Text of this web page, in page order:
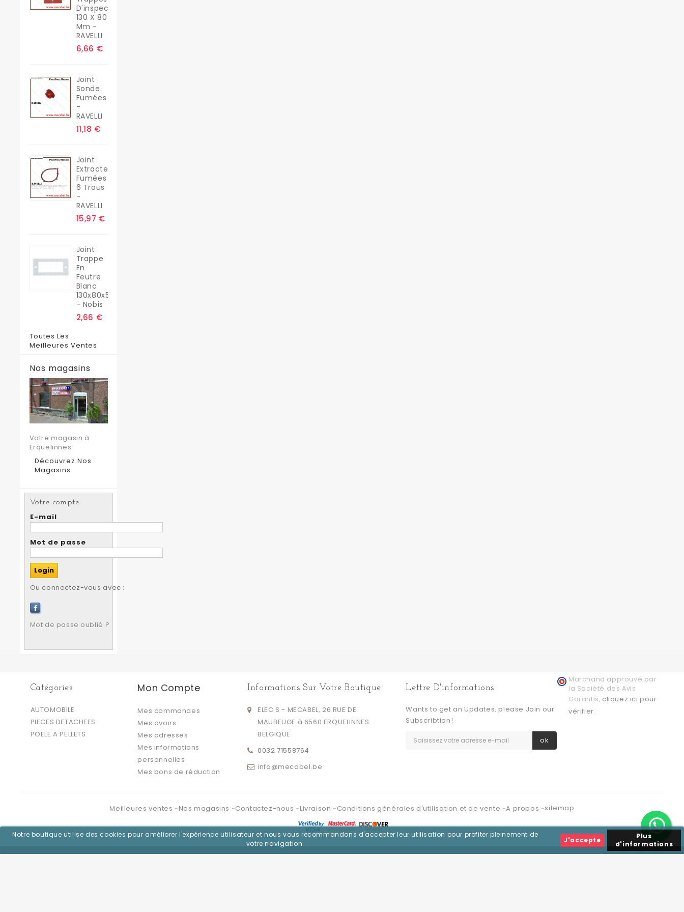
Notre boutique utilise des cookies pour améliorer l'expérience utilisateur et nous vous recommandons d'accepter leur utilisation pour profiter pleinement de
votre navigation.
J'accepte
Plus
d'informations
D'inspection
130 X 80
Mm -
RAVELLI
6,66 €
Joint
Sonde
Fumées
-
RAVELLI
11,18 €
Joint
Extracteur
Fumées
6 Trous
-
RAVELLI
15,97 €
Joint
Trappe
En
Feutre
Blanc
130x80x5
- Nobis
2,66 €
Toutes Les
Meilleures Ventes
Nos magasins
Votre magasin à
Erquelinnes
Découvrez Nos
Magasins
Votre compte
E-mail
Mot de passe
Ou connectez-vous avec :
Mot de passe oublié ?
Catégories
AUTOMOBILE
PIECES DETACHEES
POELE A PELLETS
Mon Compte
Mes commandes
Mes avoirs
Mes adresses
Mes informations
personnelles
Mes bons de réduction
Informations Sur Votre Boutique
ELEC S - MECABEL, 26 RUE DE
MAUBEUGE à 6560 ERQUELINNES
BELGIQUE
0032 71558764
info@mecabel.be
Lettre D'informations
Wants to get an Updates, please Join our
Subscribtion!
ok
Meilleures ventes Nos magasins Contactez-nous Livraison Conditions générales d'utilisation et de vente A propos sitemap
©2026 - Logiciel e-commerce par PrestaShop™
Marchand approuvé par
la Société des Avis
Garantis, cliquez ici pour
vérifier.